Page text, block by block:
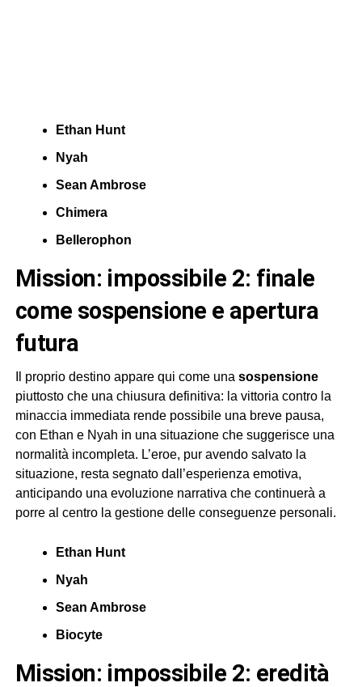
Ethan Hunt
Nyah
Sean Ambrose
Chimera
Bellerophon
mission: impossibile 2: finale
come sospensione e apertura
futura
Il proprio destino appare qui come una sospensione
piuttosto che una chiusura definitiva: la vittoria contro la
minaccia immediata rende possibile una breve pausa,
con Ethan e Nyah in una situazione che suggerisce una
normalità incompleta. L’eroe, pur avendo salvato la
situazione, resta segnato dall’esperienza emotiva,
anticipando una evoluzione narrativa che continuerà a
porre al centro la gestione delle conseguenze personali.
Ethan Hunt
Nyah
Sean Ambrose
Biocyte
mission: impossibile 2: eredità